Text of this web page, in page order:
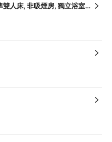
滿HKD900享減HKD100精緻雙人房, 1 張標準雙人床, 非吸煙房, 獨立浴室（無景觀）